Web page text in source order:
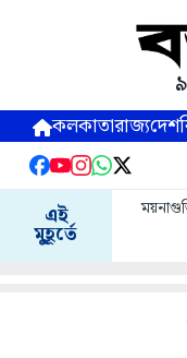
কলকাতারাজ্যদেশ
এই
মুহূর্তে